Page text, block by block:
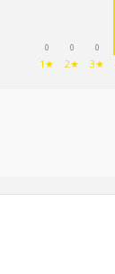
0
1★
0
2★
0
3★